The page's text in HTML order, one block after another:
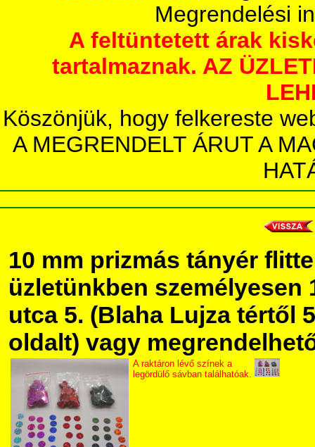
Megrendelési
A feltüntetett árak
tartalmaznak. AZ
Köszönjük, hogy felkereste
A MEGRENDELT ÁRUT A
10 mm prizmás tányér
üzletünkben személyesen
utca 5. (Blaha Lujza tértől
oldalt) vagy
A raktáron lévő színek a
legördülő sávban találhatóak.